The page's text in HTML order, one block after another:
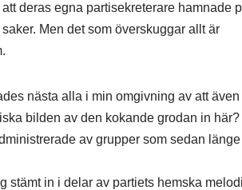
deras egna partisekreterare hamnade
Men det som överskuggar allt är
nästa alla i min omgivning av att
bilden av den kokande grodan in
av grupper som sedan
stämt in i delar av partiets hemska